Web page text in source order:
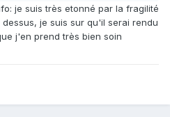
je suis très etonné par la fragilité
je suis sur qu'il serai rendu
j'en prend très bien soin